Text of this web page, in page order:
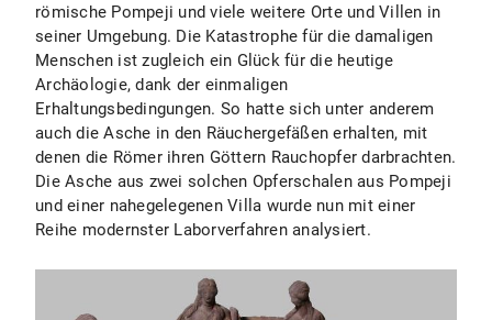
römische Pompeji und viele weitere Orte und Villen in
seiner Umgebung. Die Katastrophe für die damaligen
Menschen ist zugleich ein Glück für die heutige
Archäologie, dank der einmaligen
Erhaltungsbedingungen. So hatte sich unter anderem
auch die Asche in den Räuchergefäßen erhalten, mit
denen die Römer ihren Göttern Rauchopfer darbrachten.
Die Asche aus zwei solchen Opferschalen aus Pompeji
und einer nahegelegenen Villa wurde nun mit einer
Reihe modernster Laborverfahren analysiert.